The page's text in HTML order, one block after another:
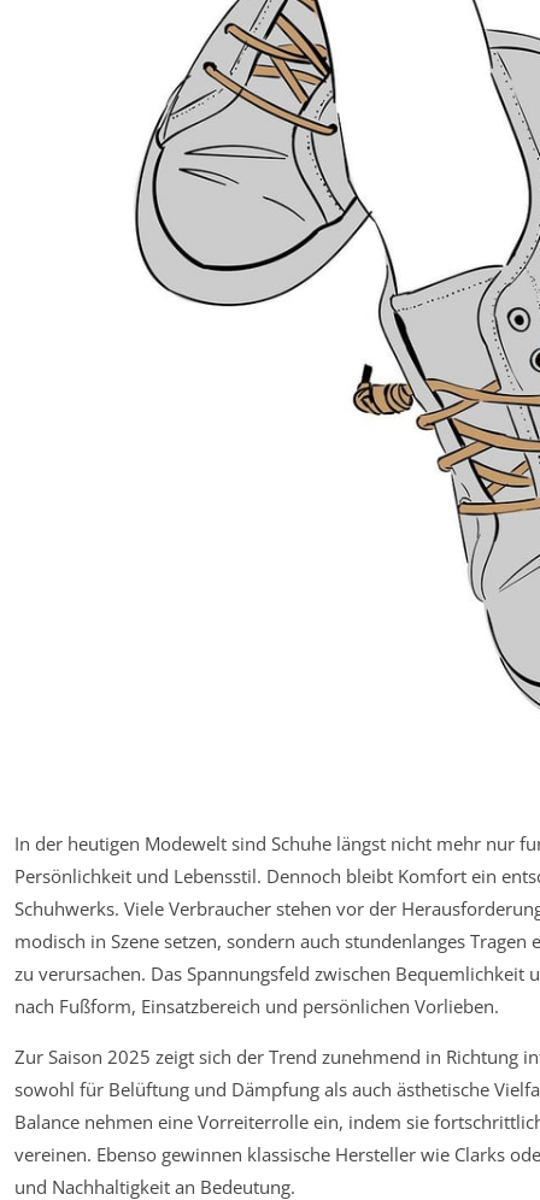
In der heutigen Modewelt sind Schuhe längst nicht mehr nur
Persönlichkeit und Lebensstil. Dennoch bleibt Komfort ein
Schuhwerks. Viele Verbraucher stehen vor der
modisch in Szene setzen, sondern auch stundenlanges
zu verursachen. Das Spannungsfeld zwischen
nach Fußform, Einsatzbereich und persönlichen Vorlieben.
Zur Saison 2025 zeigt sich der Trend zunehmend in Richtung
sowohl für Belüftung und Dämpfung als auch ästhetische
Balance nehmen eine Vorreiterrolle ein, indem sie
vereinen. Ebenso gewinnen klassische Hersteller wie Clarks
und Nachhaltigkeit an Bedeutung.